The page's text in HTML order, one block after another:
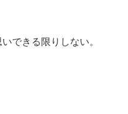
できる限りしない。